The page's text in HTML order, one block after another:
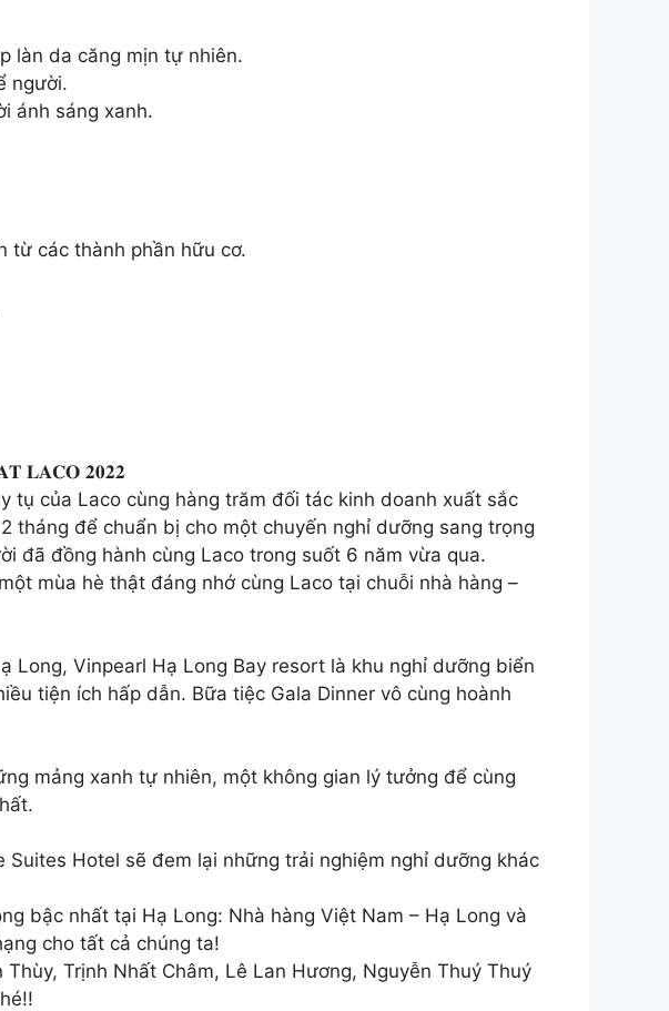
làn da căng mịn tự nhiên.
người.
ánh sáng xanh.
từ các thành phần hữu cơ.
𝐋𝐀𝐂𝐎 𝟐𝟎𝟐𝟐
của Laco cùng hàng trăm đối tác kinh doanh xuất sắc
tháng để chuẩn bị cho một chuyến nghỉ dưỡng sang trọng
đã đồng hành cùng Laco trong suốt 6 năm vừa qua.
mùa hè thật đáng nhớ cùng Laco tại chuỗi nhà hàng –
Long, Vinpearl Hạ Long Bay resort là khu nghỉ dưỡng biển
tiện ích hấp dẫn. Bữa tiệc Gala Dinner vô cùng hoành
mảng xanh tự nhiên, một không gian lý tưởng để cùng
Hotel sẽ đem lại những trải nghiệm nghỉ dưỡng khác
bậc nhất tại Hạ Long: Nhà hàng Việt Nam – Hạ Long và
cho tất cả chúng ta!
Trịnh Nhất Châm, Lê Lan Hương, Nguyễn Thuý Thuý